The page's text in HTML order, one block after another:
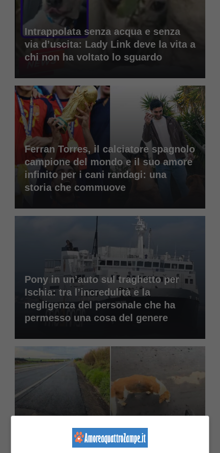
Intrappolata senza acqua e senza
via d’uscita: Lady Link deve la vita a
chi non ha voltato lo sguardo
Ferran Torres, il calciatore spagnolo
campione del mondo e il suo amore
infinito per i cani randagi: una
storia che commuove
Pony in un’auto sul traghetto per
Ischia: tra l’incredulità e la
negligenza del personale che ha
permesso una cosa del genere
rischiando la vita: salvati
dall’intervento di un ciclista